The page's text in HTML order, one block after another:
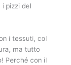
pizzi del
i tessuti, col
ma tutto
Perché con il